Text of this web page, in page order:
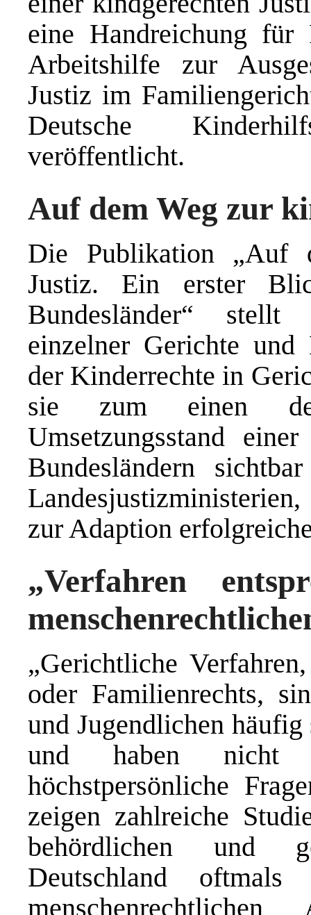
eine Handreichung
Arbeitshilfe zur
Justiz im
Deutsche
veröffentlicht.
Auf dem Weg zur
Die Publikation „Auf
Justiz. Ein erster
Bundesländer“
einzelner Gerichte und
der Kinderrechte in
sie zum einen
Umsetzungsstand
Bundesländern
zur Adaption
„Verfahren
„Gerichtliche
oder Familienrechts,
und Jugendlichen
und haben nicht
höchstpersönliche
zeigen zahlreiche
behördlichen und
Deutschland